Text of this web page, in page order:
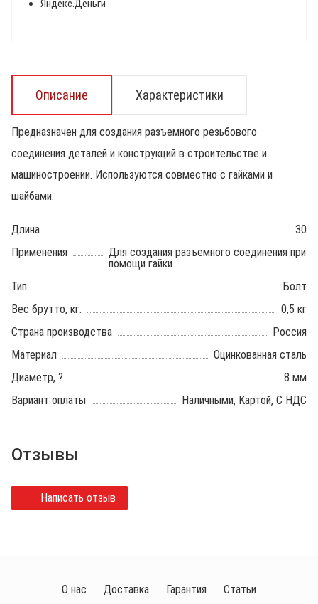
Яндекс.Деньги
Описание Характеристики
Предназначен для создания разъемного резьбового
соединения деталей и конструкций в строительстве и
машиностроении. Используются совместно с гайками и
шайбами.
Длина
30
Применения
Для создания разъемного соединения при
помощи гайки
Тип
Болт
Вес брутто, кг.
0,5 кг
Страна производства
Россия
Материал
Оцинкованная сталь
Диаметр, ?
8 мм
Вариант оплаты
Наличными, Картой, С НДС
Отзывы
Написать отзыв
О нас Доставка Гарантия Статьи